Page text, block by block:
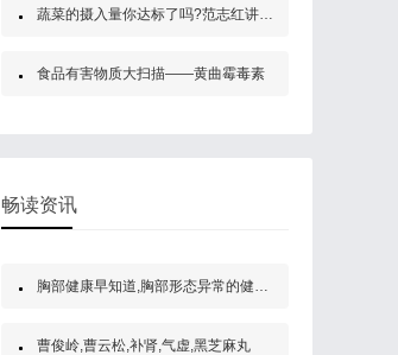
蔬菜的摄入量你达标了吗?范志红讲蔬菜的好处及如何吃才营养
食品有害物质大扫描——黄曲霉毒素
畅读资讯
胸部健康早知道,胸部形态异常的健康自
曹俊岭,曹云松,补肾,气虚,黑芝麻丸